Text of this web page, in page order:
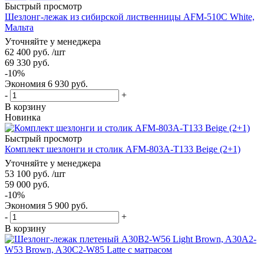
Быстрый просмотр
Шезлонг-лежак из сибирской лиственницы AFM-510C White,
Мальта
Уточняйте у менеджера
62 400 руб. /шт
69 330 руб.
-10%
Экономия 6 930 руб.
-
+
В корзину
Новинка
Быстрый просмотр
Комплект шезлонги и столик AFM-803A-T133 Beige (2+1)
Уточняйте у менеджера
53 100 руб. /шт
59 000 руб.
-10%
Экономия 5 900 руб.
-
+
В корзину